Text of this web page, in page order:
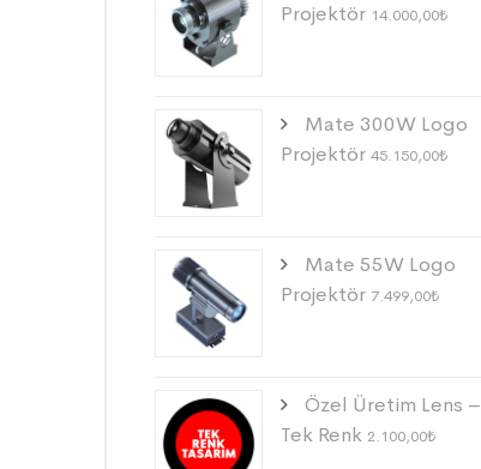
Projektör 14.000,00₺
Mate 300W Logo
Projektör 45.150,00₺
Mate 55W Logo
Projektör 7.499,00₺
Özel Üretim Lens –
Tek Renk 2.100,00₺